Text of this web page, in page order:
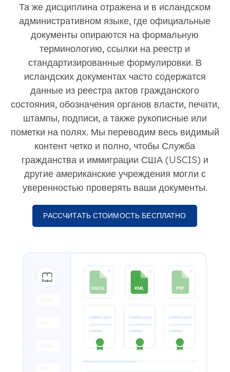
Та же дисциплина отражена и в исландском
административном языке, где официальные
документы опираются на формальную
терминологию, ссылки на реестр и
стандартизированные формулировки. В
исландских документах часто содержатся
данные из реестра актов гражданского
состояния, обозначения органов власти, печати,
штампы, подписи, а также рукописные или
пометки на полях. Мы переводим весь видимый
контент четко и полно, чтобы Служба
гражданства и иммиграции США (USCIS) и
другие американские учреждения могли с
уверенностью проверять ваши документы.
РАССЧИТАТЬ СТОИМОСТЬ БЕСПЛАТНО